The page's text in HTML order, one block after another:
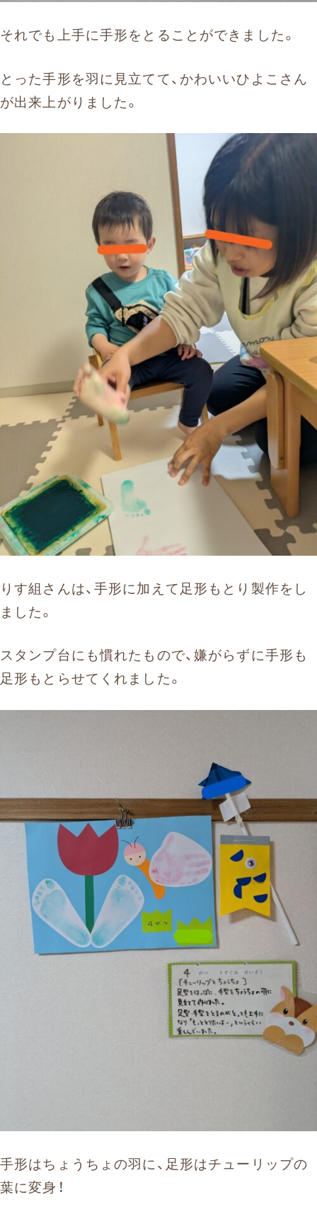
それでも上手に手形をとることができました。
とった手形を羽に見立てて、かわいいひよこさん
が出来上がりました。
りす組さんは、手形に加えて足形もとり製作をし
ました。
スタンプ台にも慣れたもので、嫌がらずに手形も
足形もとらせてくれました。
手形はちょうちょの羽に、足形はチューリップの
葉に変身！